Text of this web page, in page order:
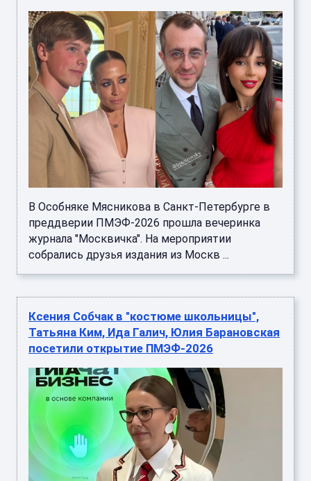
В Особняке Мясникова в Санкт-Петербурге в
преддверии ПМЭФ-2026 прошла вечеринка
журнала "Москвичка". На мероприятии
собрались друзья издания из Москв ...
Ксения Собчак в "костюме школьницы",
Татьяна Ким, Ида Галич, Юлия Барановская
посетили открытие ПМЭФ-2026